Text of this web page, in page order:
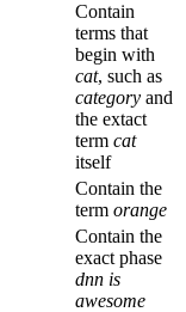
Contain
terms that
begin with
cat, such as
category and
the extact
term cat
itself
Contain the
term orange
Contain the
exact phase
dnn is
awesome